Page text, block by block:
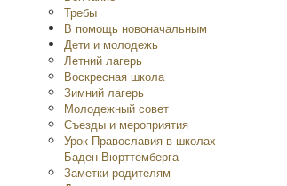
Требы
В помощь новоначальным
Дети и молодежь
Летний лагерь
Воскресная школа
Зимний лагерь
Молодежный совет
Съезды и мероприятия
Урок Православия в школах
Баден-Вюрттемберга
Заметки родителям